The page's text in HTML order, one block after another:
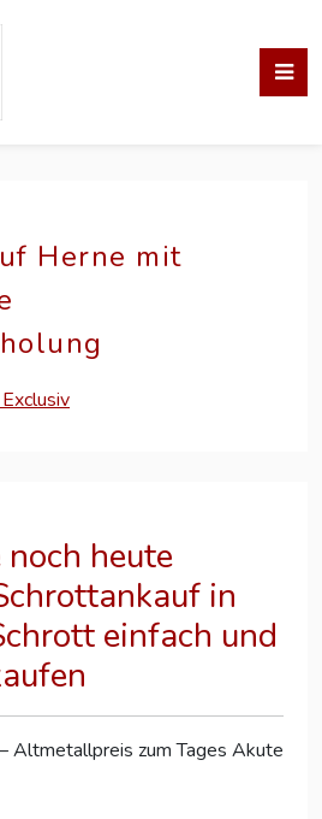
Herne mit
noch heute
in
einfach und
– Altmetallpreis zum Tages Akute